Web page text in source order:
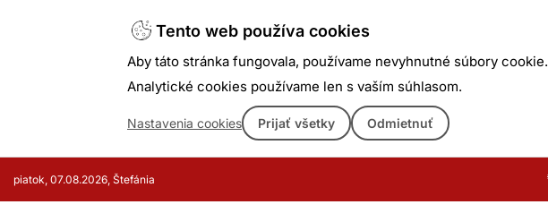
Tento web používa cookies
Aby táto stránka fungovala, používame nevyhnutné súbory cookie.
Analytické cookies používame len s vaším súhlasom.
Nastavenia cookies Prijať všetky Odmietnuť
piatok, 07.08.2026, Štefánia